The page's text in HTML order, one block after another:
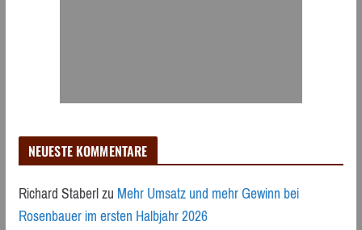
NEUESTE KOMMENTARE
Richard StaberlzuMehr Umsatz und mehr Gewinn bei
Rosenbauer im ersten Halbjahr 2026